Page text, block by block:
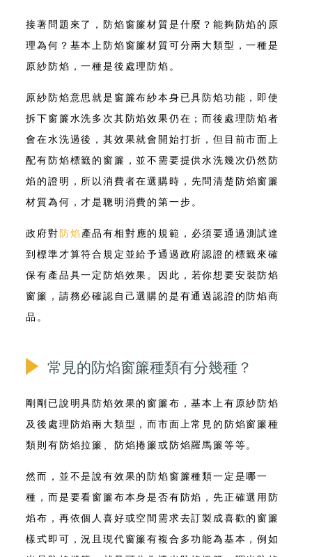
接著問題來了， 防焰窗簾材質是什麼 ？能夠防焰的原
理為何？基本上防焰窗簾材質可分兩大類型，一種是
原紗防焰，一種是後處理防焰。
原紗防焰意思就是窗簾布紗本身已具防焰功能，即使
拆下窗簾水洗多次其防焰效果仍在；而後處理防焰者
會在水洗過後，其效果就會開始打折，但目前市面上
配有防焰標籤的窗簾，並不需要提供水洗幾次仍然防
焰的證明，所以消費者在選購時， 先問清楚防焰窗簾
材質為何，才是聰明消費的第一步。
政府對防焰產品有相對應的規範，必須要通過測試達
到標準才算符合規定並給予通過政府認證的標籤來確
保有產品具一定防焰效果。因此， 若你想要安裝防焰
窗簾，請務必確認自己選購的是有通過認證的防焰商
品 。
常見的防焰窗簾種類有分幾種？
剛剛已說明具防焰效果的窗簾布，基本上有原紗防焰
及後處理防焰兩大類型，而市面上常見的防焰窗簾種
類則有防焰拉簾、防焰捲簾或防焰羅馬簾等等。
然而， 並不是說有效果的防焰窗簾種類一定是哪一
種 ，而是要看窗簾布本身是否有防焰，先正確選用防
焰布，再依個人喜好或空間需求去訂製成喜歡的窗簾
樣式即可，況且現代窗簾有複合多功能為基本，例如